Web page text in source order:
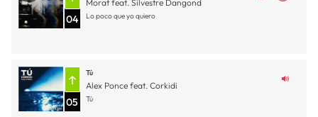
04
Morat feat. Silvestre Dangond
Lo poco que yo quiero
05
Tú
Alex Ponce feat. Corkidi
Tú